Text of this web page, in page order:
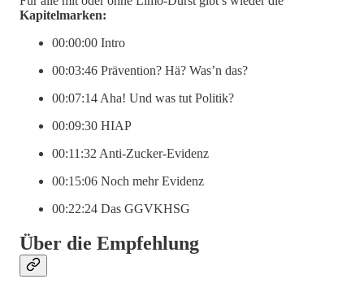
Kapitelmarken:
00:00:00 Intro
00:03:46 Prävention? Hä? Was’n das?
00:07:14 Aha! Und was tut Politik?
00:09:30 HIAP
00:11:32 Anti-Zucker-Evidenz
00:15:06 Noch mehr Evidenz
00:22:24 Das GGVKHSG
Über die Empfehlung